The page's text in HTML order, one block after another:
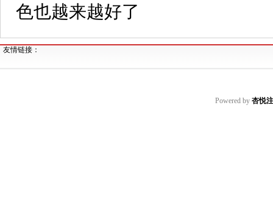
色也越来越好了
友情链接：
Powered by 杏悦